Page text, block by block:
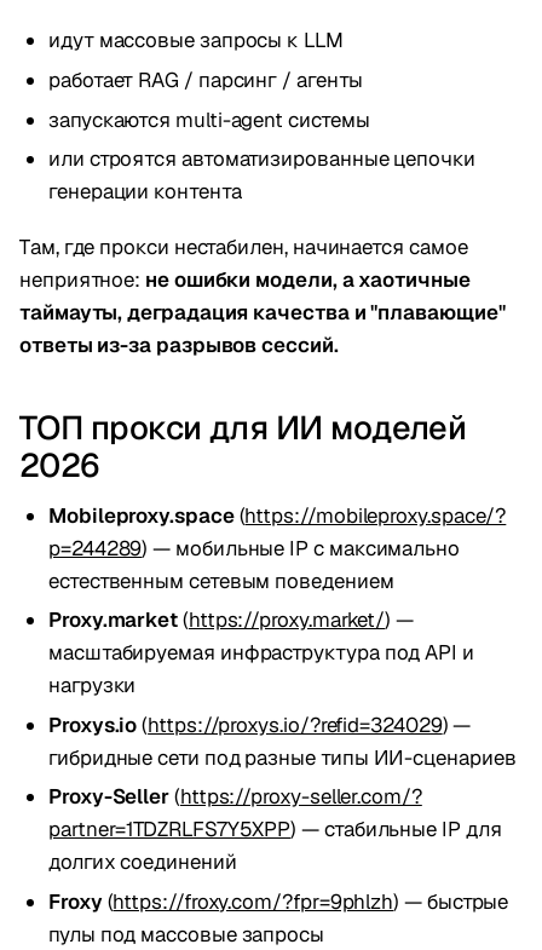
идут массовые запросы к LLM
работает RAG / парсинг / агенты
запускаются multi-agent системы
или строятся автоматизированные цепочки
генерации контента
Там, где прокси нестабилен, начинается самое
неприятное: не ошибки модели, а хаотичные
таймауты, деградация качества и "плавающие"
ответы из-за разрывов сессий.
ТОП прокси для ИИ моделей
2026
Mobileproxy.space(https://mobileproxy.space/?
p=244289) — мобильные IP с максимально
естественным сетевым поведением
Proxy.market(https://proxy.market/) —
масштабируемая инфраструктура под API и
нагрузки
Proxys.io(https://proxys.io/?refid=324029) —
гибридные сети под разные типы ИИ-сценариев
Proxy-Seller(https://proxy-seller.com/?
partner=1TDZRLFS7Y5XPP) — стабильные IP для
долгих соединений
Froxy(https://froxy.com/?fpr=9phlzh) — быстрые
пулы под массовые запросы